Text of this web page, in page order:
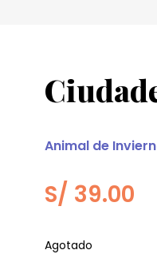
Animal de
S/ 39.00
Agotado